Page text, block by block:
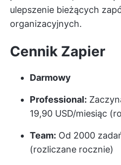
ulepszenie bieżących
organizacyjnych.
Cennik Zapier
Darmowy
Professional:
19,90 USD/miesiąc
Team: Od 2000
(rozliczane rocznie)